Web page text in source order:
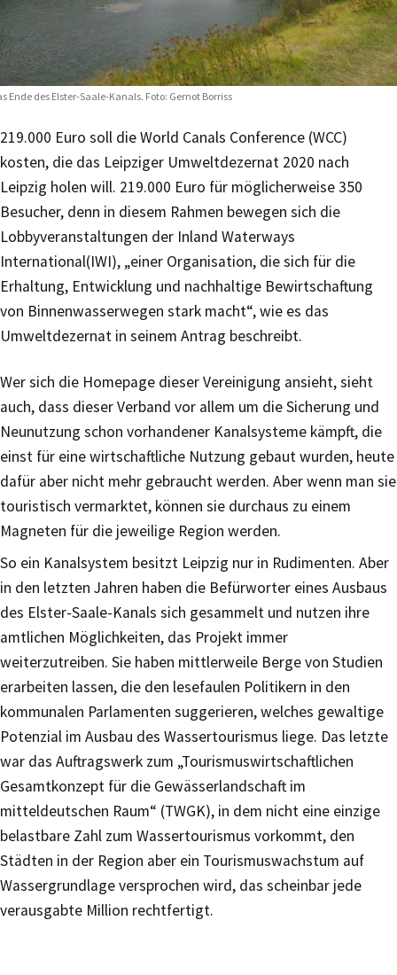
Ende des Elster-Saale-Kanals. Foto: Gernot Borriss
219.000 Euro soll die World Canals Conference (WCC)
kosten, die das Leipziger Umweltdezernat 2020 nach
Leipzig holen will. 219.000 Euro für möglicherweise 350
Besucher, denn in diesem Rahmen bewegen sich die
Lobbyveranstaltungen der Inland Waterways
International(IWI), „einer Organisation, die sich für die
Erhaltung, Entwicklung und nachhaltige Bewirtschaftung
von Binnenwasserwegen stark macht“, wie es das
Umweltdezernat in seinem Antrag beschreibt.
Wer sich die Homepage dieser Vereinigung ansieht, sieht
auch, dass dieser Verband vor allem um die Sicherung und
Neunutzung schon vorhandener Kanalsysteme kämpft, die
einst für eine wirtschaftliche Nutzung gebaut wurden, heute
dafür aber nicht mehr gebraucht werden. Aber wenn man sie
touristisch vermarktet, können sie durchaus zu einem
Magneten für die jeweilige Region werden.
So ein Kanalsystem besitzt Leipzig nur in Rudimenten. Aber
in den letzten Jahren haben die Befürworter eines Ausbaus
des Elster-Saale-Kanals sich gesammelt und nutzen ihre
amtlichen Möglichkeiten, das Projekt immer
weiterzutreiben. Sie haben mittlerweile Berge von Studien
erarbeiten lassen, die den lesefaulen Politikern in den
kommunalen Parlamenten suggerieren, welches gewaltige
Potenzial im Ausbau des Wassertourismus liege. Das letzte
war das Auftragswerk zum „Tourismuswirtschaftlichen
Gesamtkonzept für die Gewässerlandschaft im
mitteldeutschen Raum“ (TWGK), in dem nicht eine einzige
belastbare Zahl zum Wassertourismus vorkommt, den
Städten in der Region aber ein Tourismuswachstum auf
Wassergrundlage versprochen wird, das scheinbar jede
verausgabte Million rechtfertigt.